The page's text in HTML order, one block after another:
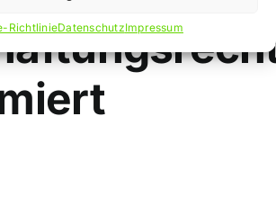
RichtlinieDatenschutzImpressum